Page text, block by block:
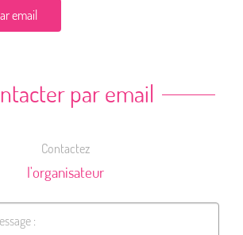
email
par email
Contactez
l'organisateur